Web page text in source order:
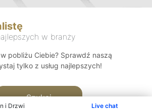
i Drzwi Live chat
w branży
pobliżu Ciebie? Sprawdź naszą
tylko z usług najlepszych!
Szukaj